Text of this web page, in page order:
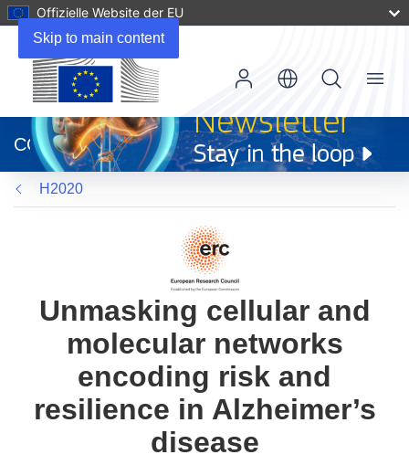
Skip to main content
Offizielle Website der EU
neuem
Fenster)
CORDIS
Menu
H2020
Unmasking cellular and
molecular networks
encoding risk and
resilience in Alzheimer’s
disease